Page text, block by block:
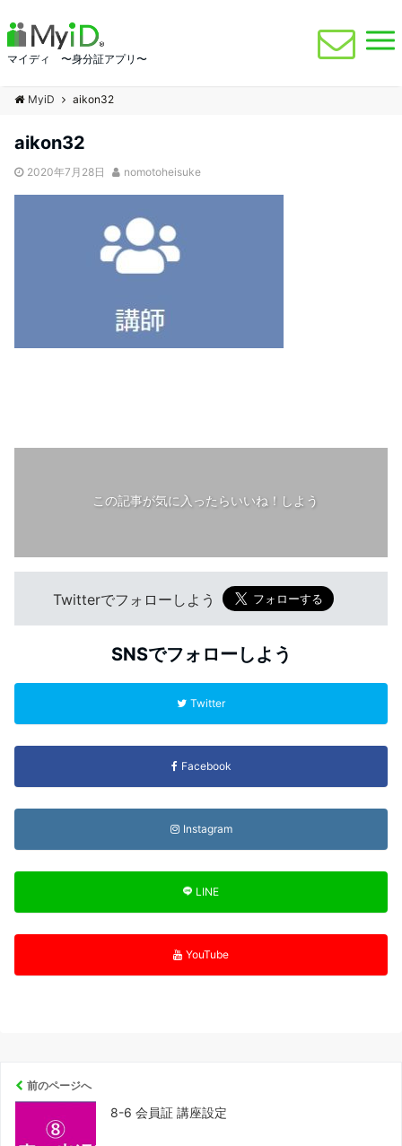
マイディ 〜身分証アプリ〜
MyiD aikon32
aikon32
2020年7月28日 nomotoheisuke
この記事が気に入ったらいいね！しよう
Twitterでフォローしよう
SNSでフォローしよう
Twitter
Facebook
Instagram
LINE
YouTube
前のページへ
8-6 会員証 講座設定